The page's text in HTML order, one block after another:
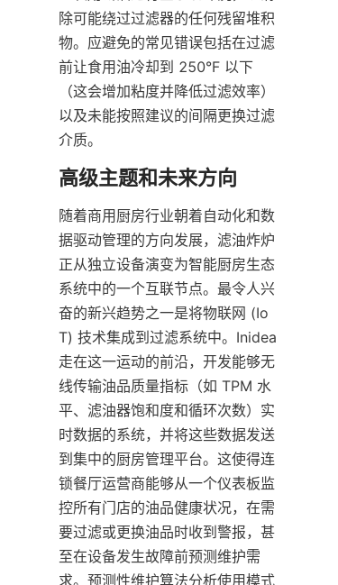
除可能绕过过滤器的任何残留堆积
物。应避免的常见错误包括在过滤
前让食用油冷却到 250°F 以下
（这会增加粘度并降低过滤效率）
以及未能按照建议的间隔更换过滤
介质。
随着商用厨房行业朝着自动化和数
据驱动管理的方向发展，滤油炸炉
正从独立设备演变为智能厨房生态
系统中的一个互联节点。最令人兴
奋的新兴趋势之一是将物联网 (Io
T) 技术集成到过滤系统中。Inidea
走在这一运动的前沿，开发能够无
线传输油品质量指标（如 TPM 水
平、滤油器饱和度和循环次数）实
时数据的系统，并将这些数据发送
到集中的厨房管理平台。这使得连
锁餐厅运营商能够从一个仪表板监
控所有门店的油品健康状况，在需
要过滤或更换油品时收到警报，甚
至在设备发生故障前预测维护需
求。预测性维护算法分析使用模式